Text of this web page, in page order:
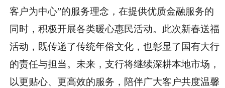
客户为中心”的服务理念，在提供优质金融服务的
同时，积极开展各类暖心惠民活动。此次新春送福
活动，既传递了传统年俗文化，也彰显了国有大行
的责任与担当。未来，支行将继续深耕本地市场，
以更贴心、更高效的服务，陪伴广大客户共度温馨